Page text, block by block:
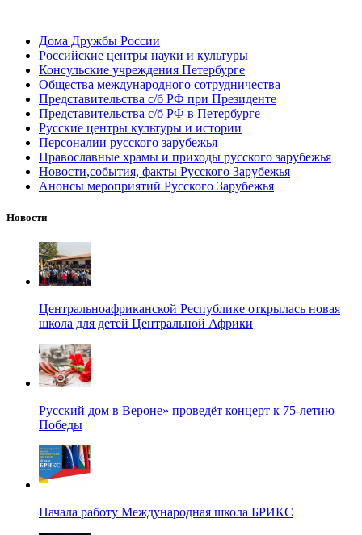
Дома Дружбы России
Российские центры науки и культуры
Консульские учреждения Петербурге
Общества международного сотрудничества
Представительства с/б РФ при Президенте
Представительства с/б РФ в Петербурге
Русские центры культуры и истории
Персоналии русского зарубежья
Православные храмы и приходы русского зарубежья
Новости,события, факты Русского Зарубежья
Анонсы мероприятий Русского Зарубежья
Новости
Центральноафриканской Республике открылась новая
школа для детей Центральной Африки
Русский дом в Вероне» проведёт концерт к 75-летию
Победы
Начала работу Международная школа БРИКС